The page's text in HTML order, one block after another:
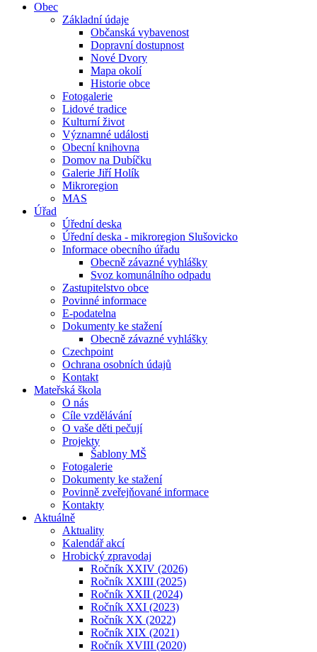
Obec
Základní údaje
Občanská vybavenost
Dopravní dostupnost
Nové Dvory
Mapa okolí
Historie obce
Fotogalerie
Lidové tradice
Kulturní život
Významné události
Obecní knihovna
Domov na Dubíčku
Galerie Jiří Holík
Mikroregion
MAS
Úřad
Úřední deska
Úřední deska - mikroregion Slušovicko
Informace obecního úřadu
Obecně závazné vyhlášky
Svoz komunálního odpadu
Zastupitelstvo obce
Povinné informace
E-podatelna
Dokumenty ke stažení
Obecně závazné vyhlášky
Czechpoint
Ochrana osobních údajů
Kontakt
Mateřská škola
O nás
Cíle vzdělávání
O vaše děti pečují
Projekty
Šablony MŠ
Fotogalerie
Dokumenty ke stažení
Povinně zveřejňované informace
Kontakty
Aktuálně
Aktuality
Kalendář akcí
Hrobický zpravodaj
Ročník XXIV (2026)
Ročník XXIII (2025)
Ročník XXII (2024)
Ročník XXI (2023)
Ročník XX (2022)
Ročník XIX (2021)
Ročník XVIII (2020)